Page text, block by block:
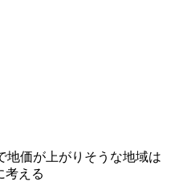
地価が上がりそうな地域は
考える